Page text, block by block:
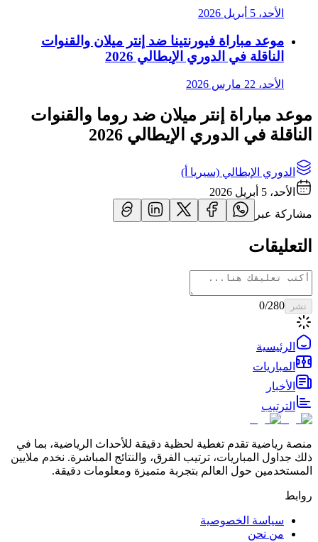
الأحد، 5 أبريل 2026
موعد مباراة فيورنتينا ضد إنتر ميلان والقنوات
الناقلة في الدوري الإيطالي 2026
الأحد، 22 مارس 2026
موعد مباراة إنتر ميلان ضد روما والقنوات
الناقلة في الدوري الإيطالي 2026
الدوري الإيطالي (سيريا أ)
الأحد، 5 أبريل 2026
مشاركة عبر
التعليقات
نشر 0/280
الرئيسية
المباريات
الأخبار
الترتيب
منصة رياضية تقدم تغطية لحظية دقيقة للأحداث الرياضية، بما في
ذلك جداول المباريات، ترتيب الفرق، والنتائج المباشرة. نخدم ملايين
المستخدمين حول العالم بتجربة متميزة ومعلومات دقيقة.
روابط
سياسة الخصوصية
من نحن